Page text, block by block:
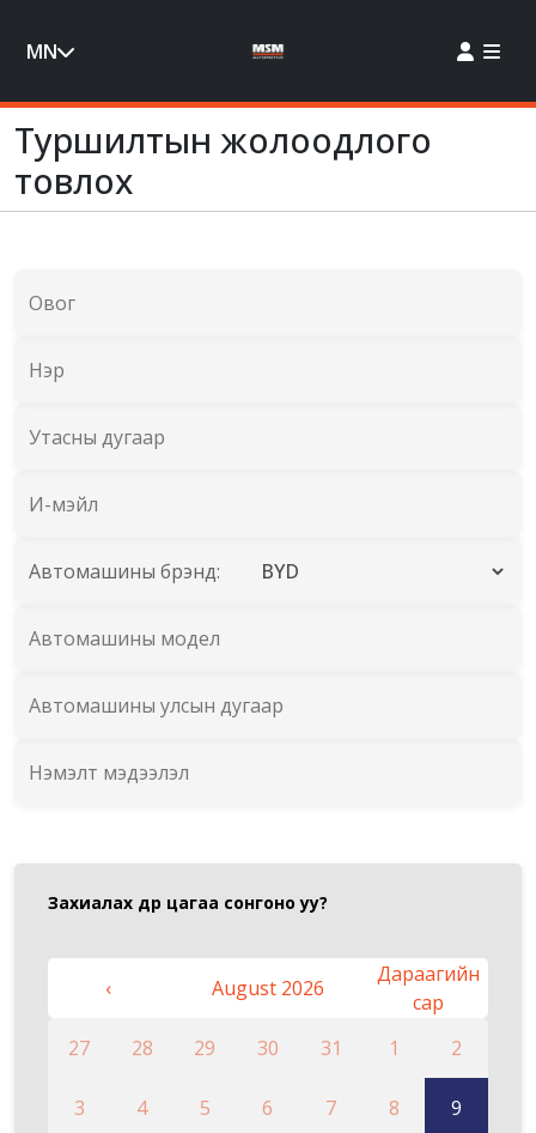
MN
Туршилтын жолоодлого
товлох
Автомашины брэнд:
Захиалах өдөр цагаа сонгоно уу?
‹ August 2026
Дараагийн
сар
27
28 29 30 31 1 2
3 4 5 6 7 8 9